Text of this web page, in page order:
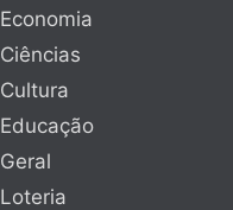
Economia
Ciências
Cultura
Educação
Geral
Loteria